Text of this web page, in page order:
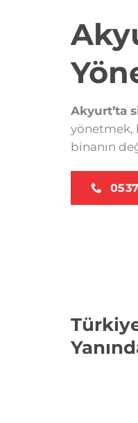
Akyurt’ta
yönetmek,
binanın